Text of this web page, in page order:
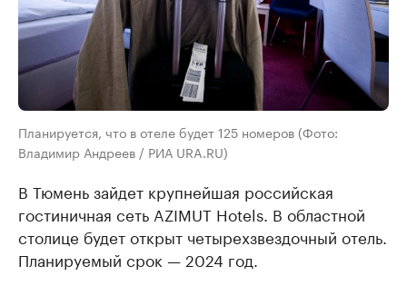
Планируется, что в отеле будет 125 номеров (Фото:
Владимир Андреев / РИА URA.RU)
В Тюмень зайдет крупнейшая российская
гостиничная сеть AZIMUT Hotels. В областной
столице будет открыт четырехзвездочный отель.
Планируемый срок — 2024 год.